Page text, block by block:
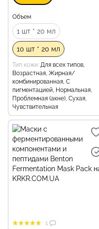
Объем
1 шт * 20 мл
10 шт * 20 мл
Тип кожи Для всех типов,
Возрастная, Жирная/
комбинированная, С
пигментацией, Нормальная,
Проблемная (акне), Сухая,
Чувствительная
1